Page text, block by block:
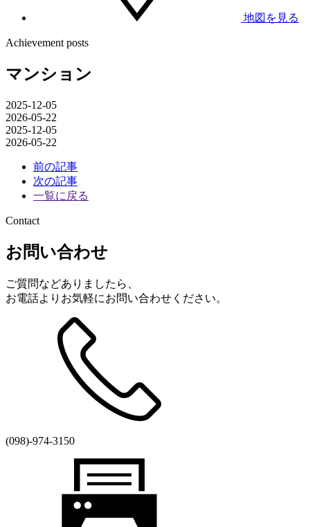
地図を見る
Achievement posts
マンション
2025-12-05
2026-05-22
2025-12-05
2026-05-22
ビ
ー
ョ
前の記事
次の記事
一覧に戻る
Contact
お問い合わせ
ご質問などありましたら、
お電話よりお気軽にお問い合わせください。
(098)-974-3150